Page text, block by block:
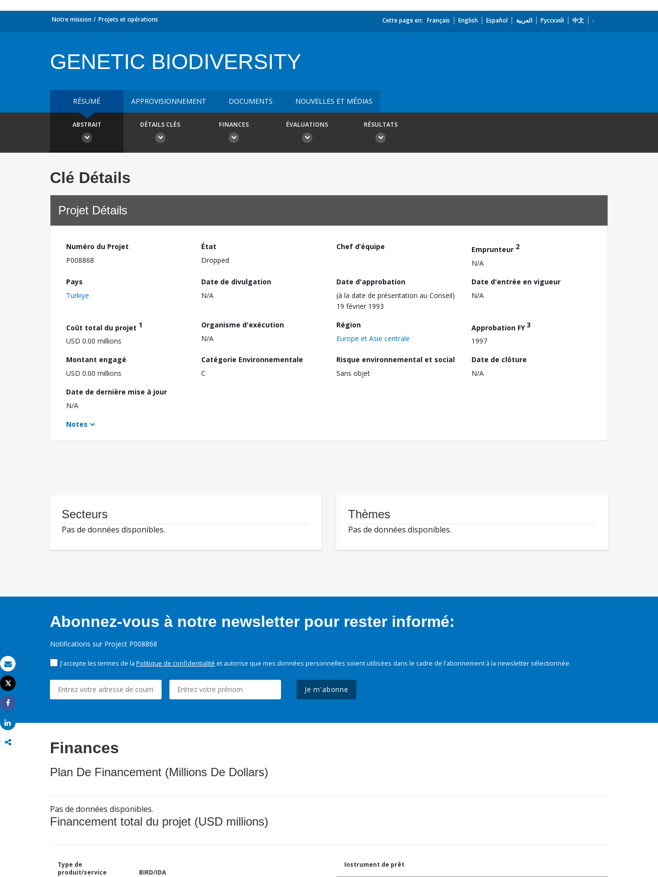
Email
Imprimer
Tweet
Share
Share
Notre mission Projets et opérations Cette page en: Français English Español العربية Русский 中文
GENETIC BIODIVERSITY
RÉSUMÉ APPROVISIONNEMENT DOCUMENTS NOUVELLES ET MÉDIAS
ABSTRAIT DÉTAILS CLÉS FINANCES ÉVALUATIONS RÉSULTATS
Clé Détails
Projet Détails
Numéro du Projet
P008868
État
Dropped
Chef d’équipe Emprunteur 2
N/A
Pays
Turkiye
Date de divulgation
N/A
Date d'approbation
(à la date de présentation au Conseil)
19 février 1993
Date d'entrée en vigueur
N/A
Coût total du projet 1
USD 0.00 millions
Organisme d'exécution
N/A
Région
Europe et Asie centrale
Approbation FY3
1997
Montant engagé
USD 0.00 millions
Catégorie Environnementale
C
Risque environnemental et social
Sans objet
Date de clôture
N/A
Date de dernière mise à jour
N/A
Notes
Secteurs
Pas de données disponibles.
Thèmes
Pas de données disponibles.
Abonnez-vous à notre newsletter pour rester informé:
Notifications sur Project P008868
J'accepte les termes de la Politique de confidentialité et autorise que mes données personnelles soient utilisées dans le cadre de l'abonnement à la newsletter sélectionnée.
Je m'abonne
Finances
Plan De Financement (Millions De Dollars)
Pas de données disponibles.
Financement total du projet (USD millions)
Type de
produit/service
BIRD/IDA
Instrument de prêt